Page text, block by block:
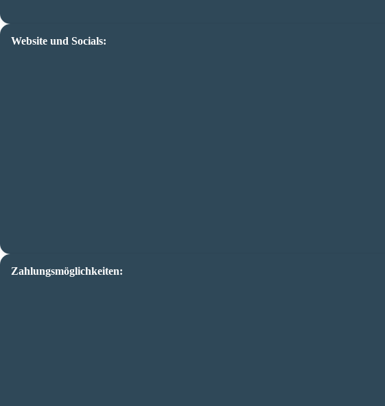
Website und Socials:
Zahlungsmöglichkeiten: